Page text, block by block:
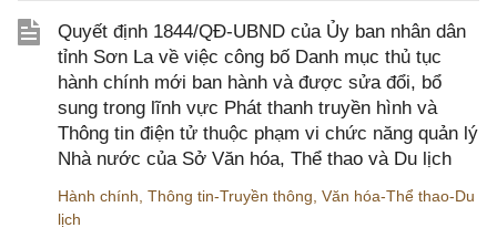
Quyết định 1844/QĐ-UBND của Ủy ban nhân dân
tỉnh Sơn La về việc công bố Danh mục thủ tục
hành chính mới ban hành và được sửa đổi, bổ
sung trong lĩnh vực Phát thanh truyền hình và
Thông tin điện tử thuộc phạm vi chức năng quản lý
Nhà nước của Sở Văn hóa, Thể thao và Du lịch
Hành chính Thông tin-Truyền thông Văn hóa-Thể thao-Du
lịch